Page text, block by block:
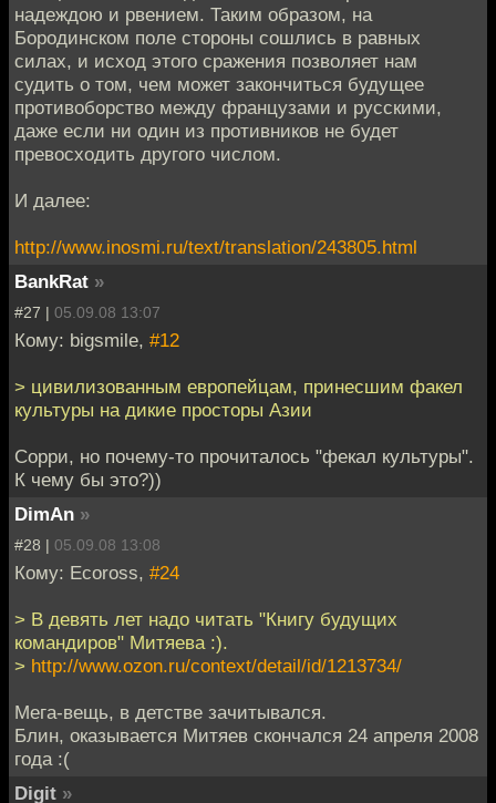
надеждою и рвением. Таким образом, на
Бородинском поле стороны сошлись в равных
силах, и исход этого сражения позволяет нам
судить о том, чем может закончиться будущее
противоборство между французами и русскими,
даже если ни один из противников не будет
превосходить другого числом.
И далее:
http://www.inosmi.ru/text/translation/243805.html
BankRat »
#27 | 05.09.08 13:07
Кому: bigsmile, #12
> цивилизованным европейцам, принесшим факел
культуры на дикие просторы Азии
Сорри, но почему-то прочиталось "фекал культуры".
К чему бы это?))
DimAn »
#28 | 05.09.08 13:08
Кому: Ecoross, #24
> В девять лет надо читать "Книгу будущих
командиров" Митяева :).
> http://www.ozon.ru/context/detail/id/1213734/
Мега-вещь, в детстве зачитывался.
Блин, оказывается Митяев скончался 24 апреля 2008
года :(
Digit »